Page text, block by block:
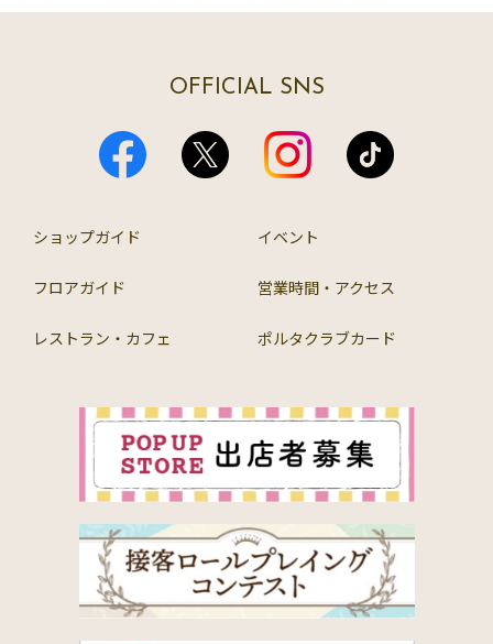
OFFICIAL SNS
ショップガイド イベント
フロアガイド 営業時間・アクセス
レストラン・カフェ ポルタクラブカード